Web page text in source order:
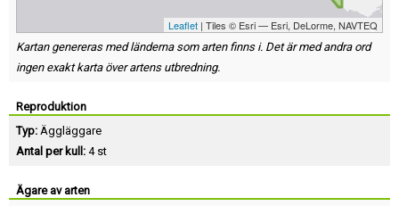
Leaflet | Tiles © Esri — Esri, DeLorme, NAVTEQ
Kartan genereras med länderna som arten finns i. Det är med andra ord
ingen exakt karta över artens utbredning.
Reproduktion
Typ: Äggläggare
Antal per kull: 4 st
Ägare av arten